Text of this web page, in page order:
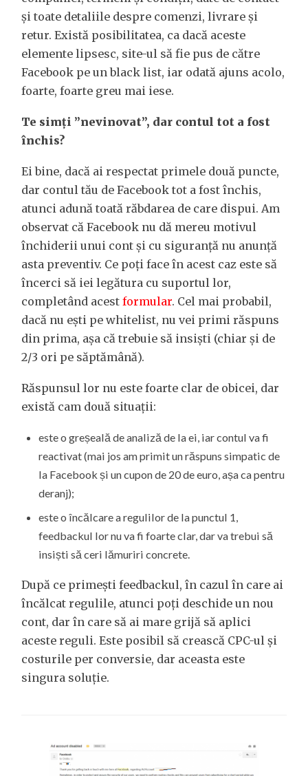
și toate detaliile despre comenzi, livrare și
retur. Există posibilitatea, ca dacă aceste
elemente lipsesc, site-ul să fie pus de către
Facebook pe un black list, iar odată ajuns acolo,
foarte, foarte greu mai iese.
Te simți ”nevinovat”, dar contul tot a fost
închis?
Ei bine, dacă ai respectat primele două puncte,
dar contul tău de Facebook tot a fost închis,
atunci adună toată răbdarea de care dispui. Am
observat că Facebook nu dă mereu motivul
închiderii unui cont și cu siguranță nu anunță
asta preventiv. Ce poți face în acest caz este să
încerci să iei legătura cu suportul lor,
completând acestformular. Cel mai probabil,
dacă nu ești pe whitelist, nu vei primi răspuns
din prima, așa că trebuie să insiști (chiar și de
2/3 ori pe săptămână).
Răspunsul lor nu este foarte clar de obicei, dar
există cam două situații:
este o greșeală de analiză de la ei, iar contul va fi
reactivat (mai jos am primit un răspuns simpatic de
la Facebook și un cupon de 20 de euro, așa ca pentru
deranj);
este o încălcare a regulilor de la punctul 1,
feedbackul lor nu va fi foarte clar, dar va trebui să
insiști să ceri lămuriri concrete.
După ce primești feedbackul, în cazul în care ai
încălcat regulile, atunci poți deschide un nou
cont, dar în care să ai mare grijă să aplici
aceste reguli. Este posibil să crească CPC-ul și
costurile per conversie, dar aceasta este
singura soluție.